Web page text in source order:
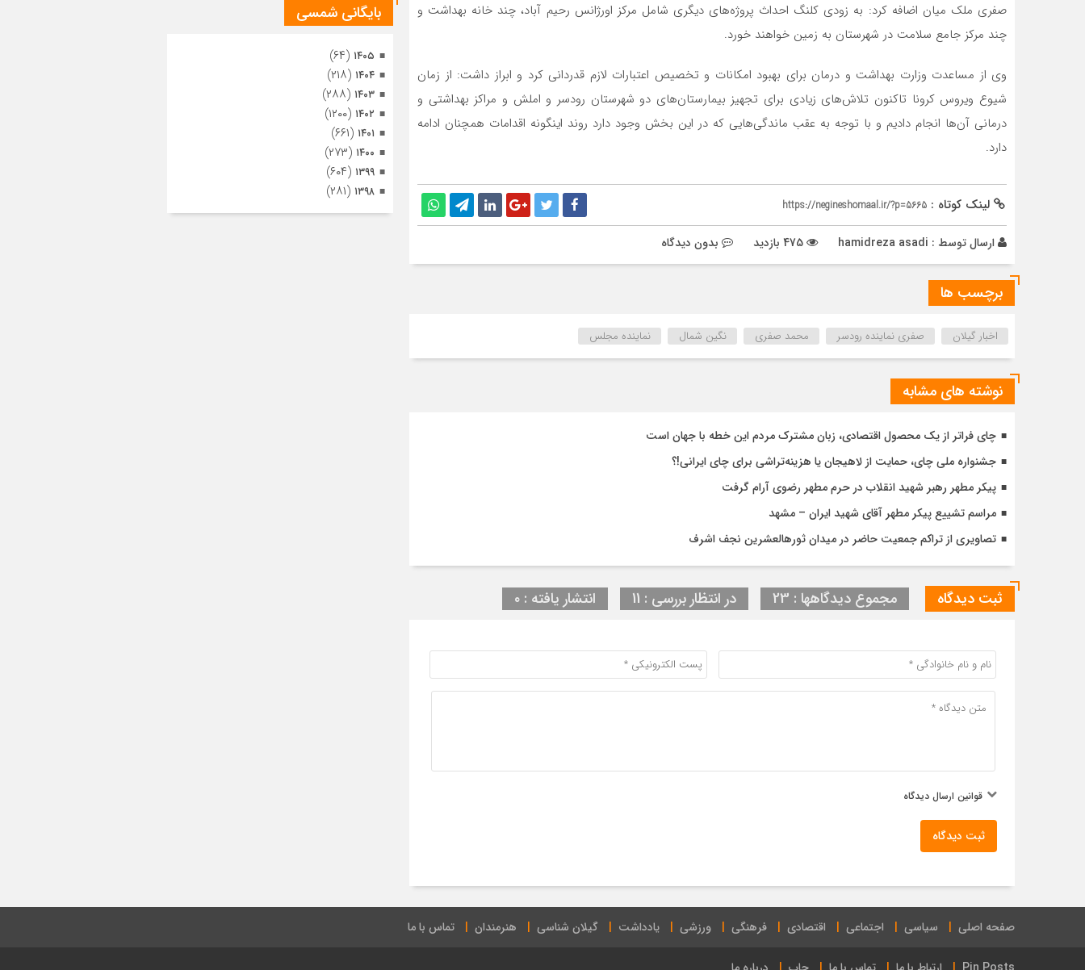
صفری ملک میان اضافه کرد:‌ به زودی کلنگ احداث پروژه‌های دیگری شامل مرکز اورژانس رحیم آباد، چند خانه بهداشت و
چند مرکز جامع سلامت در شهرستان به زمین خواهند خورد.
وی از مساعدت وزارت بهداشت و درمان برای بهبود امکانات و تخصیص اعتبارات لازم قدردانی کرد و ابراز داشت: از زمان
شیوع ویروس کرونا تاکنون تلاش‌های زیادی برای تجهیز بیمارستان‌های دو شهرستان رودسر و املش و مراکز بهداشتی و
درمانی آن‌ها انجام دادیم و با توجه به عقب ماندگی‌هایی که در این بخش وجود دارد روند اینگونه اقدامات همچنان ادامه
دارد.
لینک کوتاه : https://negineshomaal.ir/?p=5665
ارسال توسط : hamidreza asadi بدون دیدگاه
برچسب ها
اخبار گیلان صفری نماینده رودسر محمد صفری نگین شمال نماینده مجلس
نوشته های مشابه
چای فراتر از یک محصول اقتصادی، زبان مشترک مردم این خطه با جهان است
جشنواره ملی چای، حمایت از لاهیجان یا هزینه‌تراشی برای چای ایرانی!؟
پیکر مطهر رهبر شهید انقلاب در حرم مطهر رضوی آرام گرفت
مراسم تشییع پیکر مطهر آقای شهید ایران – مشهد
تصاویری از تراکم جمعیت حاضر در میدان ثورهالعشرین نجف اشرف
ثبت دیدگاه مجموع دیدگاهها : 23 در انتظار بررسی : 11 انتشار یافته : ۰
قوانین ارسال دیدگاه
ثبت دیدگاه
بایگانی شمسی
۱۴۰۵ (۶۴)
۱۴۰۴ (۲۱۸)
۱۴۰۳ (۲۸۸)
۱۴۰۲ (۱۲۰۰)
۱۴۰۱ (۶۶۱)
۱۴۰۰ (۲۷۳)
۱۳۹۹ (۶۰۴)
۱۳۹۸ (۲۸۱)
صفحه اصلی سیاسی اجتماعی اقتصادی فرهنگی ورزشی یادداشت گیلان شناسی هنرمندان تماس با ما